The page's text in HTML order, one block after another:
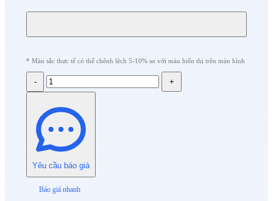
* Màu sắc thực tế có thể chênh lệch 5-10% so với màu hiển thị trên màn hình
- +
Yêu cầu báo giá
Báo giá nhanh